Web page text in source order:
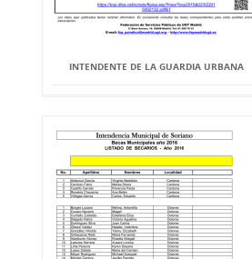
INTENDENTE DE LA GUARDIA URBANA